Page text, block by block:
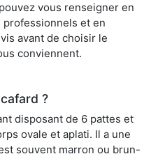
vous renseigner en
et en
avant de choisir le
conviennent.
?
disposant de 6 pattes et
ovale et aplati. Il a une
souvent marron ou brun-